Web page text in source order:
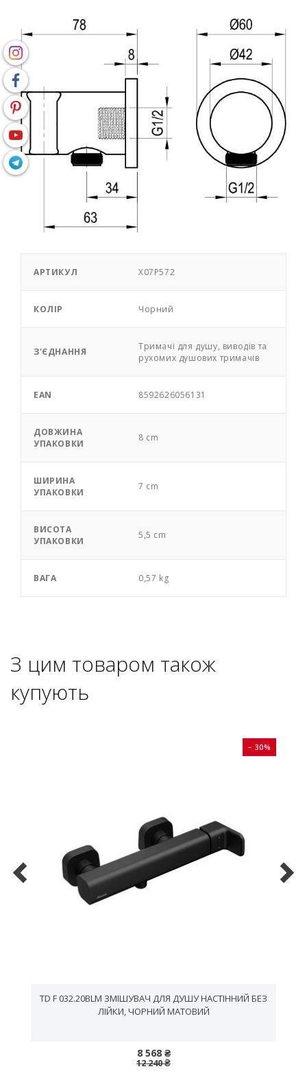
АРТИКУЛ X07P572
КОЛІР Чорний
З'ЄДНАННЯ
Тримачі для душу, виводів та
рухомих душових тримачів
EAN 8592626056131
ДОВЖИНА
УПАКОВКИ
8 cm
ШИРИНА
УПАКОВКИ
7 cm
ВИСОТА
УПАКОВКИ
5,5 cm
ВАГА 0,57 kg
З цим товаром також
купують
− 30%
TD F 032.20BLM ЗМІШУВАЧ ДЛЯ ДУШУ НАСТІННИЙ БЕЗ
ЛІЙКИ, ЧОРНИЙ МАТОВИЙ
8 568 ₴
12 240 ₴